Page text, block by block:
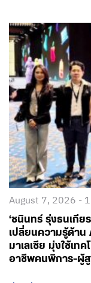
August 7, 2026 -
‘ชนินทร์ รุ่งธนเกีย
เปลี่ยนความรู้ด้าน
มาเลเซีย มุ่งใช้เท
อาชีพคนพิการ-ผู้สู